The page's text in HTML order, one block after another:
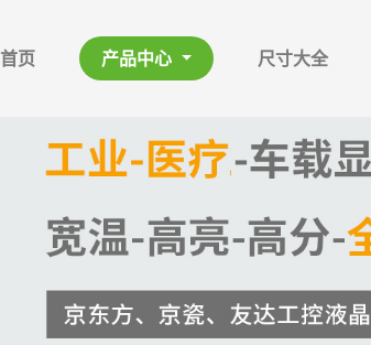
首页 产品中心 尺寸大全